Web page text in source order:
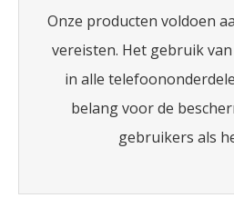
Onze producten voldoen
vereisten. Het gebruik
in alle
belang voor de
gebruikers als